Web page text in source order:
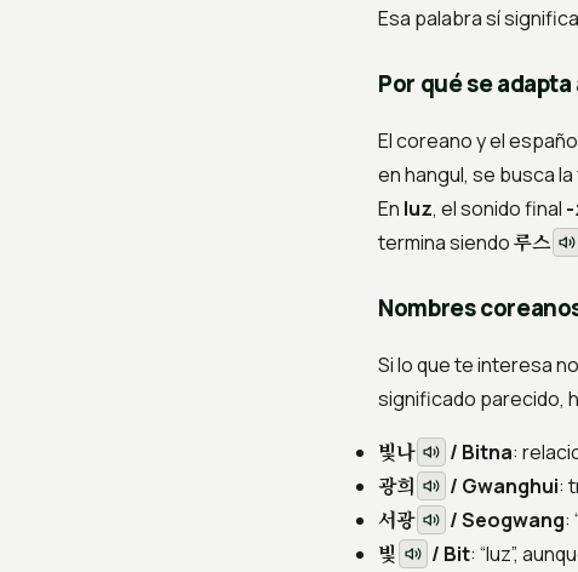
Esa palabra sí
Por qué se
El coreano y el
en hangul, se busca
En luz, el sonido final
termina siendo루스
Nombres
Si lo que te interesa
significado parecido,
빛나 / Bitna:
광희 / Gwanghui:
서광 / Seogwang:
빛 / Bit: “luz”,